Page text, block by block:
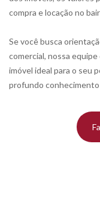
compra e locação no
Se você busca
comercial, nossa
imóvel ideal para o seu
profundo conhecimento